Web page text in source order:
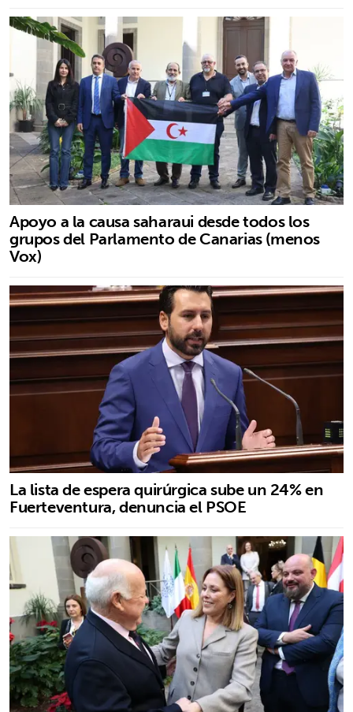
Apoyo a la causa saharaui desde todos los
grupos del Parlamento de Canarias (menos
Vox)
La lista de espera quirúrgica sube un 24% en
Fuerteventura, denuncia el PSOE